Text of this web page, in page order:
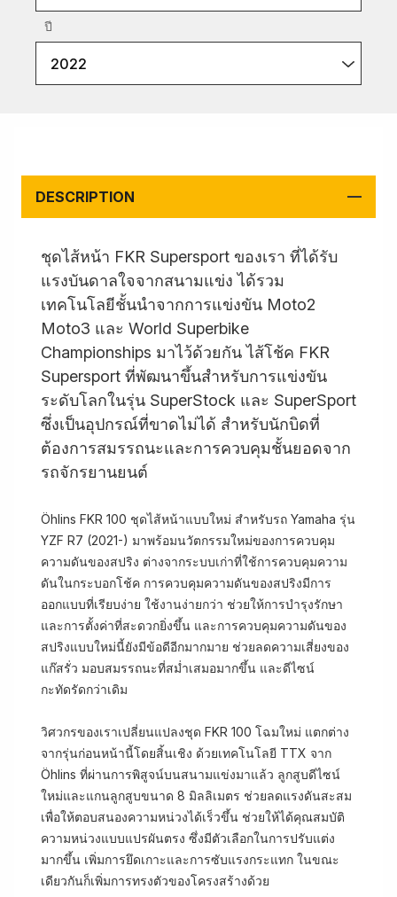
ปี
2022
DESCRIPTION
ชุดไส้หน้า FKR Supersport ของเรา ที่ได้รับ
แรงบันดาลใจจากสนามแข่ง ได้รวม
เทคโนโลยีชั้นนำจากการแข่งขัน Moto2
Moto3 และ World Superbike
Championships มาไว้ด้วยกัน ไส้โช้ค FKR
Supersport ที่พัฒนาขึ้นสำหรับการแข่งขัน
ระดับโลกในรุ่น SuperStock และ SuperSport
ซึ่งเป็นอุปกรณ์ที่ขาดไม่ได้ สำหรับนักบิดที่
ต้องการสมรรถนะและการควบคุมชั้นยอดจาก
รถจักรยานยนต์
Öhlins FKR 100 ชุดไส้หน้าแบบใหม่ สำหรับรถ Yamaha รุ่น
YZF R7 (2021-) มาพร้อมนวัตกรรมใหม่ของการควบคุม
ความดันของสปริง ต่างจากระบบเก่าที่ใช้การควบคุมความ
ดันในกระบอกโช้ค การควบคุมความดันของสปริงมีการ
ออกแบบที่เรียบง่าย ใช้งานง่ายกว่า ช่วยให้การบำรุงรักษา
และการตั้งค่าที่สะดวกยิ่งขึ้น และการควบคุมความดันของ
สปริงแบบใหม่นี้ยังมีข้อดีอีกมากมาย ช่วยลดความเสี่ยงของ
แก๊สรั่ว มอบสมรรถนะที่สม่ำเสมอมากขึ้น และดีไซน์
กะทัดรัดกว่าเดิม
วิศวกรของเราเปลี่ยนแปลงชุด FKR 100 โฉมใหม่ แตกต่าง
จากรุ่นก่อนหน้านี้โดยสิ้นเชิง ด้วยเทคโนโลยี TTX จาก
Öhlins ที่ผ่านการพิสูจน์บนสนามแข่งมาแล้ว ลูกสูบดีไซน์
ใหม่และแกนลูกสูบขนาด 8 มิลลิเมตร ช่วยลดแรงดันสะสม
เพื่อให้ตอบสนองความหน่วงได้เร็วขึ้น ช่วยให้ได้คุณสมบัติ
ความหน่วงแบบแปรผันตรง ซึ่งมีตัวเลือกในการปรับแต่ง
มากขึ้น เพิ่มการยึดเกาะและการซับแรงกระแทก ในขณะ
เดียวกันก็เพิ่มการทรงตัวของโครงสร้างด้วย